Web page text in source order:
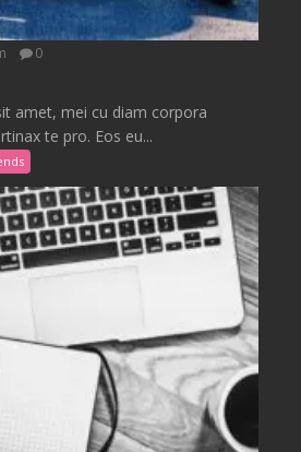
0
amet, mei cu diam corpora
te pro. Eos eu...